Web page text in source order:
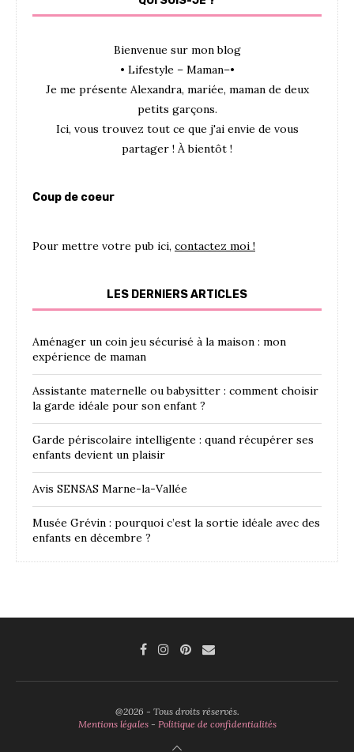
Bienvenue sur mon blog
• Lifestyle – Maman–•
Je me présente Alexandra, mariée, maman de deux
petits garçons.
Ici, vous trouvez tout ce que j'ai envie de vous
partager ! À bientôt !
Coup de coeur
Pour mettre votre pub ici, contactez moi !
LES DERNIERS ARTICLES
Aménager un coin jeu sécurisé à la maison : mon
expérience de maman
Assistante maternelle ou babysitter : comment choisir
la garde idéale pour son enfant ?
Garde périscolaire intelligente : quand récupérer ses
enfants devient un plaisir
Avis SENSAS Marne-la-Vallée
Musée Grévin : pourquoi c’est la sortie idéale avec des
enfants en décembre ?
@2026 - Tous droits réservés.
Mentions légales- Politique de confidentialités